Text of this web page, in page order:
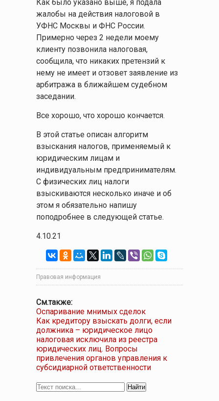
Как было указано выше, я подала
жалобы на действия налоговой в
УФНС Москвы и ФНС России.
Примерно через 2 недели моему
клиенту позвонила налоговая,
сообщила, что никаких претензий к
нему не имеет и отзовет заявление из
арбитража в ближайшем судебном
заседании.
Все хорошо, что хорошо кончается.
В этой статье описан алгоритм
взыскания налогов, применяемый к
юридическим лицам и
индивидуальным предпринимателям.
С физических лиц налоги
взыскиваются несколько иначе и об
этом я обязательно напишу
поподробнее в следующей статье.
4.10.21
Правовая информация
См.также:
Оспаривание мнимых сделок
Как кредитору взыскать долги, если
должника – юридическое лицо
налоговая исключила из реестра
юридических лиц. Вопросы
привлечения органов управления к
субсидиарной ответственности